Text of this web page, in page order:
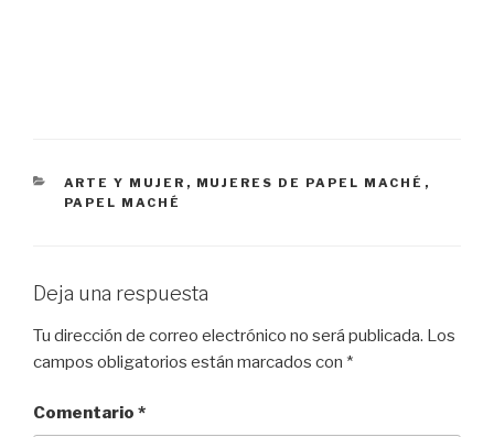
CATEGORÍAS
ARTE Y MUJER , MUJERES DE PAPEL MACHÉ ,
PAPEL MACHÉ
Deja una respuesta
Tu dirección de correo electrónico no será publicada. Los
campos obligatorios están marcados con *
Comentario *